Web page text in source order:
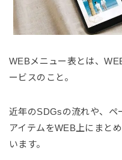
WEBメニュー表とは、
ービスのこと。
近年のSDGsの流れや、ペ
アイテムをWEB上にまと
います。